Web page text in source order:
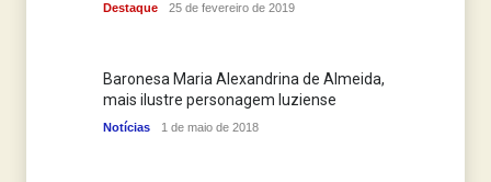
Destaque 25 de fevereiro de 2019
Baronesa Maria Alexandrina de Almeida,
mais ilustre personagem luziense
Notícias 1 de maio de 2018